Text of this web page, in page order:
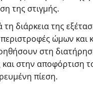
της στιγμής.
διάρκεια της
ώμων και
στη
στην αποφόρτιση
πίεση.